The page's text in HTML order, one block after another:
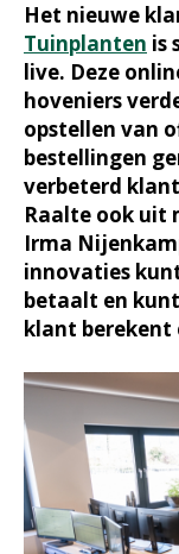
Het nieuwe
Tuinplanten is
live. Deze
hoveniers
opstellen van
bestellingen
verbeterd
Raalte ook uit
Irma
innovaties
betaalt en
klant berekent